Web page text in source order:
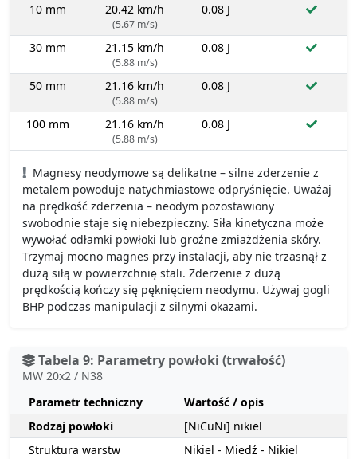
10 mm
20.42 km/h
(5.67 m/s)
0.08 J
30 mm 21.15 km/h
(5.88 m/s)
0.08 J
50 mm 21.16 km/h
(5.88 m/s)
0.08 J
100 mm 21.16 km/h
(5.88 m/s)
0.08 J
Magnesy neodymowe są delikatne – silne zderzenie z
metalem powoduje natychmiastowe odpryśnięcie. Uważaj
na prędkość zderzenia – neodym pozostawiony
swobodnie staje się niebezpieczny. Siła kinetyczna może
wywołać odłamki powłoki lub groźne zmiażdżenia skóry.
Trzymaj mocno magnes przy instalacji, aby nie trzasnął z
dużą siłą w powierzchnię stali. Zderzenie z dużą
prędkością kończy się pęknięciem neodymu. Używaj gogli
BHP podczas manipulacji z silnymi okazami.
Tabela 9: Parametry powłoki (trwałość)
MW 20x2 / N38
Parametr techniczny
Wartość / opis
Rodzaj powłoki
[NiCuNi] nikiel
Struktura warstw
Nikiel - Miedź - Nikiel